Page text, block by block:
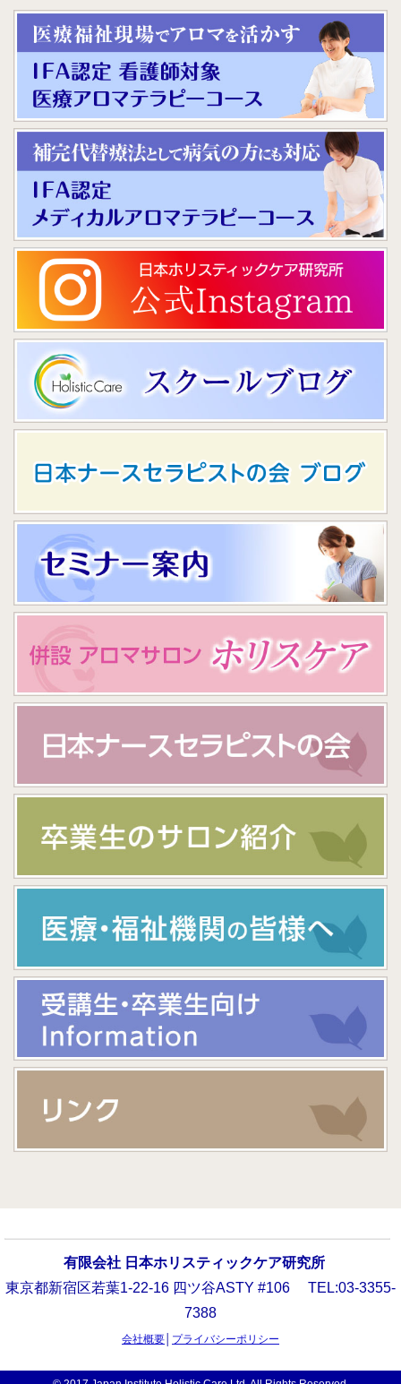
病院 (ホスピス、リハビリ病棟、認知症病棟、一般病棟)
（東京都）
アロマテラピーの活用方法 アロママッサージ
具体的な導入例
各病棟、入院患者様は、不安な気持ちになりがちです。少しで
も心と体が休まる事を考えながら、アロマを実践しておりま
す。
・認知症病棟、一般病棟では、四肢のアロママッサージ、リフ
レクソロジーが中心。不安の軽減、血行促進や皮膚の保湿、足
の清潔などにも有効。
・リハビリ病棟では、上記に加え、モチベーションを上げる事
や脳血管障害等の後遺症(拘縮、麻痺等)の方の関節可動域等が
少しでも広がる事を意識しながら、アロママッサージを実践し
ております。
・ホスピスでは、気持ちや体調が不安定になりやすい方も多い
です。
患者様の当日の状態をご本人、担当看護師の方からお聞きしな
がら、リラックスを中心に、疼痛ケア、むくみ、吐き気など、
患者様のご要望にあわせて施術しています。患者様のご希望の
部位を、無理のかからない範囲で施術させて頂きます。
精油の選択はメディカルアロマを意識したものですが、孤独感
に押し潰されされそうな時、[触られる事]が「心地よい」「痛
みが和らぐ」と言う声が大変多く、TLCを大変実感しておりま
す。患者様の声＋気持ちを込めて、これからも励んでいきたい
と思います。
名前：松本 由美子
施設の種類（所在地）：
アロマテラピーの活用方法 アロママッサージ
具体的な導入例
入院されているがん患者さんや脳血管障害後遺症、認知症、パ
名前：川島 みつる
職業：アロマセラピスト
施設の種類（所在地）：
アロマテラピーの活用方法 アロママッサージ
病院（東京都）
病院（東京都）
アロマテラピーの活用方法 アロママッサージ
具体的な導入例
産後女性に背中のトリートメント。気が張っていたようだがト
リートメントを受けて気持ちが緩んだのかポロポロと涙を流し
不安を吐露。「不安でいっぱいだったが医者や助産師には言え
なかった」と訴えられ、マタニティブルーが判明。ゆっくりと
話す時間を作り、医療側へも情報共有。退院1ヶ月後、再度ア
ロマセラピーを受けられ「あのときのアロマと話を聞いてくれ
たことに救われた。あのときは辛かったが、今はまた子供が欲
しいと思っている」と笑顔を見せてくれた。
名前：阿河 直美
職業：アロマセラピスト
施設の種類（所在地）：
アロマテラピーの活用方法
職員へのアロマハンドマ
ッサージ
具体的な導入例
スタッフの方にイベントとして、アロマハンドマッサージを実
スタッフの方の心身の状態を記録に残すこともしていて、特に
ストレス度が高く心身の健康に大きく影響が出ていると感じる
スタッフの方の情報は、施設の担当の方に、個人的に伝えたく
しています。
事務長からは、「スタッフが離職してしまう前に施設側でも出
来る限りのサポートが出来る。スタッフがいま仕事に対して何
を感じて、何を不安に思っているかがわかり、個々に合わせた
サポートを考えられるから大変助かっている」というお言葉を
や、当初は恥ずかしがられていた男性スタッフの方々も、他の
スタッフの方にこのサービスを薦めて下さったりと、とても良
い反応を下さっています。
在地）：クリニック（東京都）
アロマテラピーの活用方法
アロママッサージ、ディ
下肢静脈瘤の治療後の下肢ケアとしてアロママッサージを提供
名前：チヤ カオル
有限会社 日本ホリスティックケア研究所
東京都新宿区若葉1-22-16 四ツ谷ASTY #106 TEL:03-3355-
7388
会社概要 プライバシーポリシー